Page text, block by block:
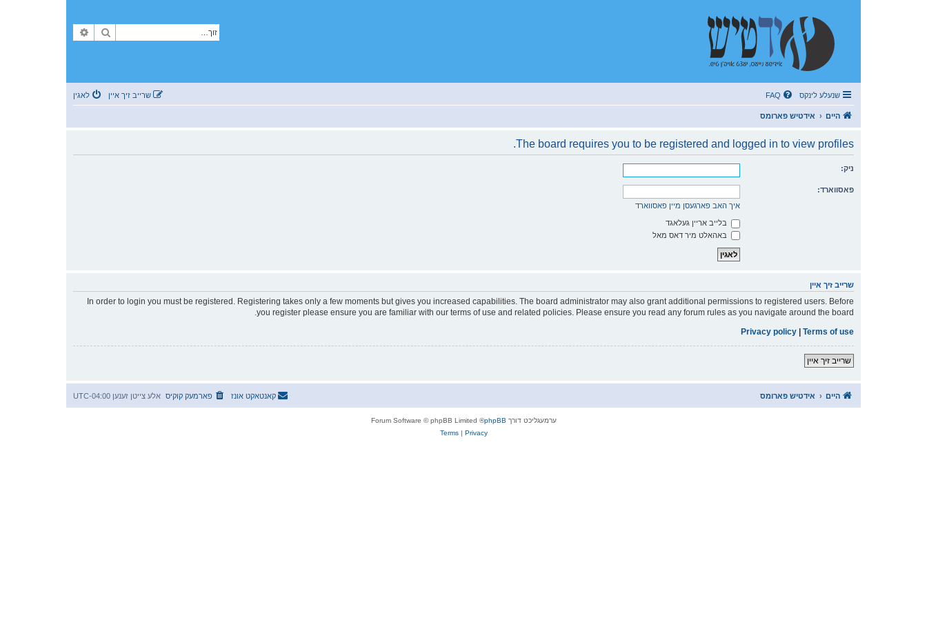
זוך
שנעלע לינקס FAQ לאגין שרייב זיך איין
היים אידטיש פארומס
The board requires you to be registered and logged in to view profiles.
ניק:
פאסווארד:
איך האב פארגעסן מיין פאסווארד
בלייב אריין געלאגד
באהאלט מיר דאס מאל
שרייב זיך איין
In order to login you must be registered. Registering takes only a few moments but gives you increased capabilities. The board administrator may also grant additional permissions to registered users. Before
you register please ensure you are familiar with our terms of use and related policies. Please ensure you read any forum rules as you navigate around the board.
Terms of use
|
Privacy policy
שרייב זיך איין
היים אידטיש פארומס אלע צייטן זענען UTC-04:00 פארמעק קוקיס קאנטאקט אונז
ערמעגליכט דורך phpBB
® Forum Software © phpBB Limited
Privacy
|
Terms